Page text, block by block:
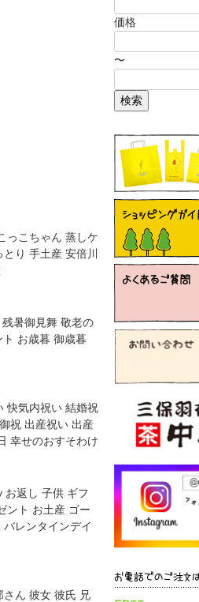
っこちゃん 蒸しケ
り 手土産 安倍川
暑御見舞 敬老の
お歳暮 御歳暮
快気内祝い 結婚祝
祝 出産祝い 出産
幸せのおすそわけ
お返し 子供 ギフ
ント お土産 ゴー
レンタインデイ
さん 彼女 彼氏 兄
価格
〜
検索